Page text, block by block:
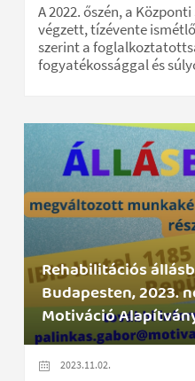
A 2022. őszén, a
végzett, tízévente
szerint a
fogyatékossággal és
Rehabilitációs
Budapesten, 2023.
Motiváció
2023.11.02.